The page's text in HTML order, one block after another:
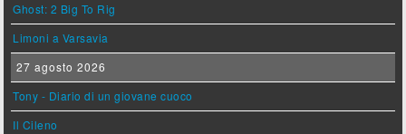
Ghost: 2 Big To Rig
Limoni a Varsavia
27 agosto 2026
Tony - Diario di un giovane cuoco
Il Cileno